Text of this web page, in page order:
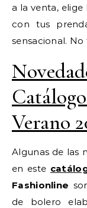
a la venta,
con tus
sensacional. No
Verano
Algunas de las
en este
Fashionline
de bolero